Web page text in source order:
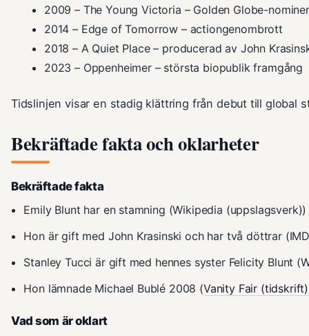
2009 – The Young Victoria – Golden Globe-
2014 – Edge of Tomorrow – actiongenombrott
2018 – A Quiet Place – producerad av John
2023 – Oppenheimer – största biopublik framgång
Tidslinjen visar en stadig klättring från debut till global
Bekräftade fakta och oklarheter
Bekräftade fakta
Emily Blunt har en stamning (Wikipedia (uppslagsverk))
Hon är gift med John Krasinski och har två döttrar
Stanley Tucci är gift med hennes syster Felicity Blunt
Hon lämnade Michael Bublé 2008 (Vanity Fair (tidskrift)
Vad som är oklart